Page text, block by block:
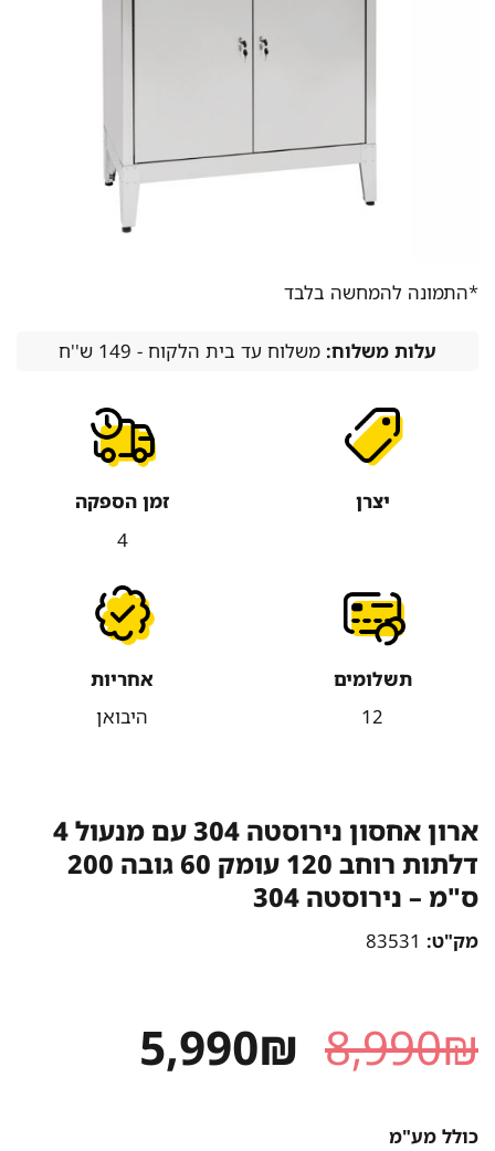
*התמונה להמחשה בלבד
עלות משלוח:משלוח עד בית הלקוח - 149 ש''ח
יצרן
זמן הספקה
4
תשלומים
12
אחריות
היבואן
ארון אחסון נירוסטה 304 עם מנעול 4
דלתות רוחב 120 עומק 60 גובה 200
ס"מ – נירוסטה 304
מק"ט:83531
8,990₪ המחיר
המקורי
5,990₪ המחיר
כולל מע"מ